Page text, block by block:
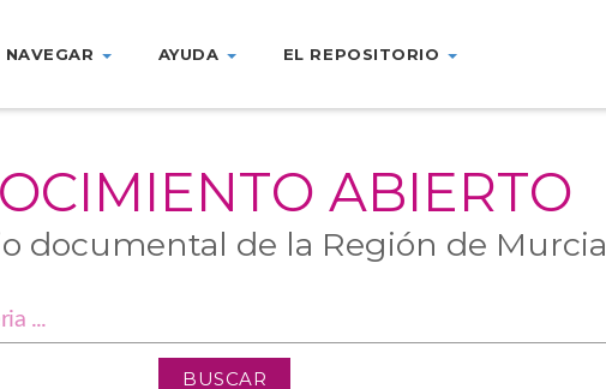
NAVEGAR AYUDA EL REPOSITORIO
ABIERTO
documental de la Región de Murcia